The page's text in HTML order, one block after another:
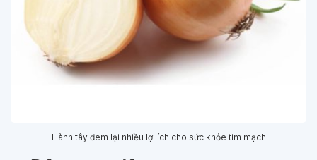
Hành tây đem lại nhiều lợi ích cho sức khỏe tim mạch